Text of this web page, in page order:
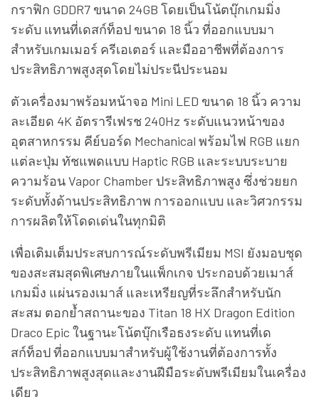
กราฟิก GDDR7 ขนาด 24GB โดยเป็นโน้ตบุ๊กเกมมิ่ง
ระดับ แทนที่เดสก์ท็อป ขนาด 18 นิ้ว ที่ออกแบบมา
สำหรับเกมเมอร์ ครีเอเตอร์ และมืออาชีพที่ต้องการ
ประสิทธิภาพสูงสุดโดยไม่ประนีประนอม
ตัวเครื่องมาพร้อมหน้าจอ Mini LED ขนาด 18 นิ้ว ความ
ละเอียด 4K อัตรารีเฟรช 240Hz ระดับแนวหน้าของ
อุตสาหกรรม คีย์บอร์ด Mechanical พร้อมไฟ RGB แยก
แต่ละปุ่ม ทัชแพดแบบ Haptic RGB และระบบระบาย
ความร้อน Vapor Chamber ประสิทธิภาพสูง ซึ่งช่วยยก
ระดับทั้งด้านประสิทธิภาพ การออกแบบ และวิศวกรรม
การผลิตให้โดดเด่นในทุกมิติ
เพื่อเติมเต็มประสบการณ์ระดับพรีเมียม MSI ยังมอบชุด
ของสะสมสุดพิเศษภายในแพ็กเกจ ประกอบด้วยเมาส์
เกมมิ่ง แผ่นรองเมาส์ และเหรียญที่ระลึกสำหรับนัก
สะสม ตอกย้ำสถานะของ Titan 18 HX Dragon Edition
Draco Epic ในฐานะโน้ตบุ๊กเรือธงระดับ แทนที่เด
สก์ท็อป ที่ออกแบบมาสำหรับผู้ใช้งานที่ต้องการทั้ง
ประสิทธิภาพสูงสุดและงานฝีมือระดับพรีเมียมในเครื่อง
เดียว